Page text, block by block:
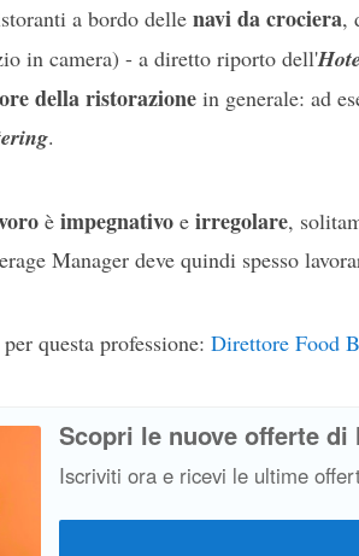
a bordo delle navi da crociera,
in camera) - a diretto riporto dell'
della ristorazione in generale: ad
.
è impegnativoe irregolare,
Manager deve quindi spesso
questa professione: Direttore Food
Scopri le nuove offerte
Iscriviti ora e ricevi le ultime